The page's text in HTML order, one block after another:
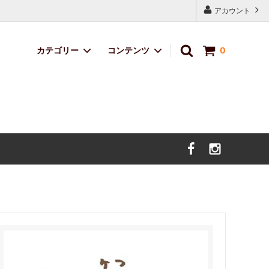
アカウント
0
カテゴリー コンテンツ